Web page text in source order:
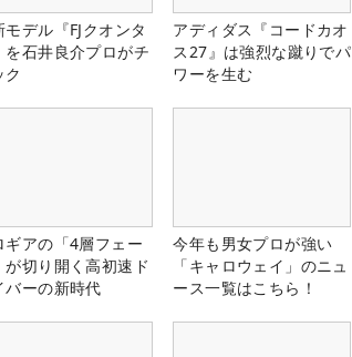
モデル『FJクオンタ
を石井良介プロがチ
ク
アディダス『コードカオ
ス27』は強烈な蹴りでパ
ワーを生む
ギアの「4層フェー
が切り開く高初速ド
バーの新時代
今年も男女プロが強い
「キャロウェイ」のニュ
ース一覧はこちら！